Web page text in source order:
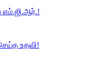
எம்.ஜி.ஆர்.!
உதவி!